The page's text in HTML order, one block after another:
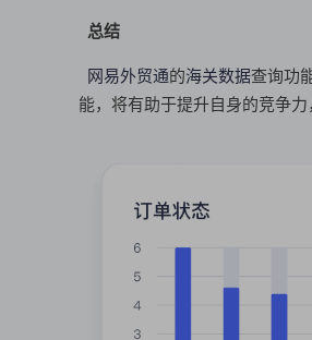
总结
网易外贸通的海关数据查询功
能，将有助于提升自身的竞争